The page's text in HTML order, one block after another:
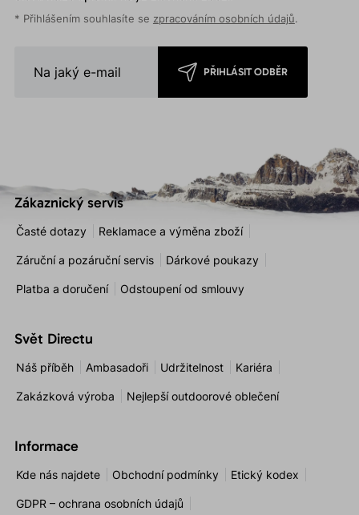
* Přihlášením souhlasíte se zpracováním osobních údajů.
PŘIHLÁSIT ODBĚR
Zákaznický servis
Časté dotazy Reklamace a výměna zboží
Záruční a pozáruční servis Dárkové poukazy
Platba a doručení Odstoupení od smlouvy
Svět Directu
Náš příběh Ambasadoři Udržitelnost Kariéra
Zakázková výroba Nejlepší outdoorové oblečení
Informace
Kde nás najdete Obchodní podmínky Etický kodex
GDPR – ochrana osobních údajů